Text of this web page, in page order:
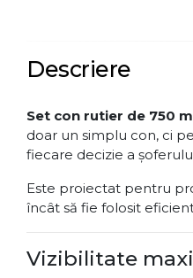
Descriere
Set con rutier de 750
doar un simplu con, ci
fiecare decizie a
Este proiectat pentru
încât să fie folosit
Vizibilitate